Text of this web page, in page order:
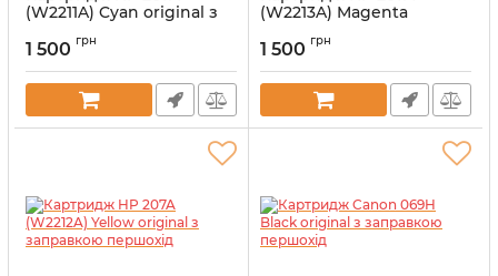
(W2211A) Cyan original з
Артикул:
1 500 грн
(W2213A) Magenta
першохід
Артикул:vostW2213Am
1 500 грн